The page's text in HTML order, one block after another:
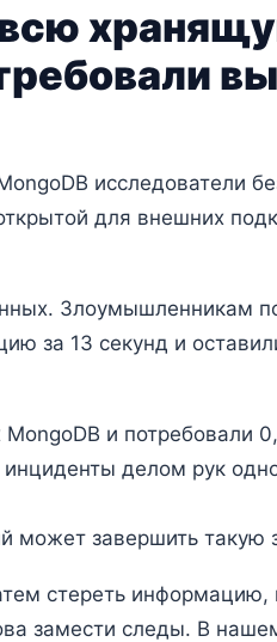
исследователи
для внешних
Злоумышленникам
за 13 секунд и
и потребовали
делом рук
может завершить такую
стереть
замести следы. В